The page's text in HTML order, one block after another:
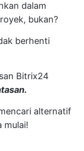
dalam
bukan?
berhenti
Bitrix24
alternatif
mulai!